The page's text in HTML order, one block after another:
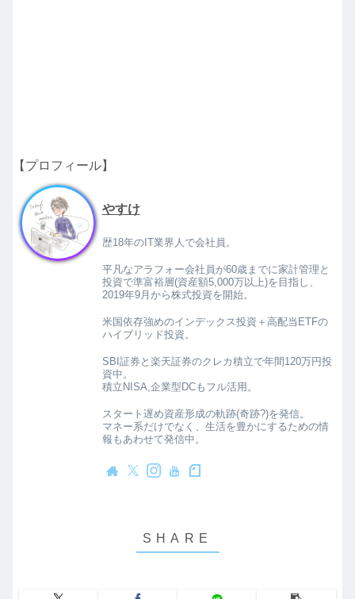
【プロフィール】
やすけ
歴18年のIT業界人で会社員。
平凡なアラフォー会社員が60歳までに家計管理と
投資で準富裕層(資産額5,000万以上)を目指し、
2019年9月から株式投資を開始。
米国依存強めのインデックス投資＋高配当ETFの
ハイブリッド投資。
SBI証券と楽天証券のクレカ積立で年間120万円投
資中。
積立NISA,企業型DCもフル活用。
スタート遅め資産形成の軌跡(奇跡?)を発信。
マネー系だけでなく、生活を豊かにするための情
報もあわせて発信中。